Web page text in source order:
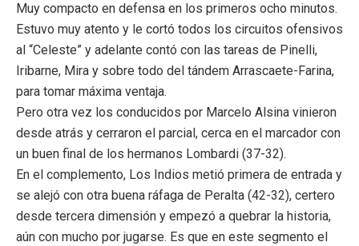
Muy compacto en defensa en los primeros ocho minutos.
Estuvo muy atento y le cortó todos los circuitos ofensivos
al “Celeste” y adelante contó con las tareas de Pinelli,
Iribarne, Mira y sobre todo del tándem Arrascaete-Farina,
para tomar máxima ventaja.
Pero otra vez los conducidos por Marcelo Alsina vinieron
desde atrás y cerraron el parcial, cerca en el marcador con
un buen final de los hermanos Lombardi (37-32).
En el complemento, Los Indios metió primera de entrada y
se alejó con otra buena ráfaga de Peralta (42-32), certero
desde tercera dimensión y empezó a quebrar la historia,
aún con mucho por jugarse. Es que en este segmento el